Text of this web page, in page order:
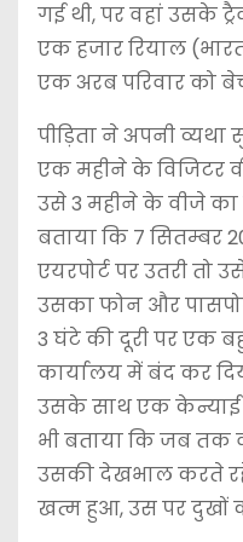
गई थी, पर वहां उसके
एक हजार रियाल
एक अरब परिवार को
पीड़िता ने अपनी
एक महीने के विजिटर
उसे 3 महीने के वीजे का
बताया कि 7 सितम्बर
एयरपोर्ट पर उतरी
उसका फोन और
3 घंटे की दूरी पर एक
कार्यालय में बंद कर
उसके साथ एक केन्याई
भी बताया कि जब तक
उसकी देखभाल करते
खत्म हुआ, उस पर दुखों